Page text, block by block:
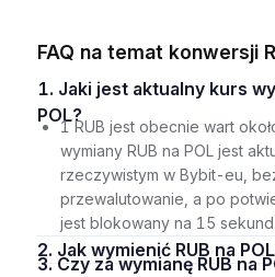
FAQ na temat konwersji
1. Jaki jest aktualny kurs wymiany RUB na
POL?
1 RUB jest obecnie wart
wymiany RUB na POL jest
rzeczywistym w Bybit-eu,
przewalutowanie, a po
jest blokowany na 15 sekund.
2. Jak wymienić RUB na
3. Czy za wymianę RUB na POL pobierane są